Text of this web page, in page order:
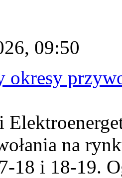
09:50
okresy
na
18 i 18-19.